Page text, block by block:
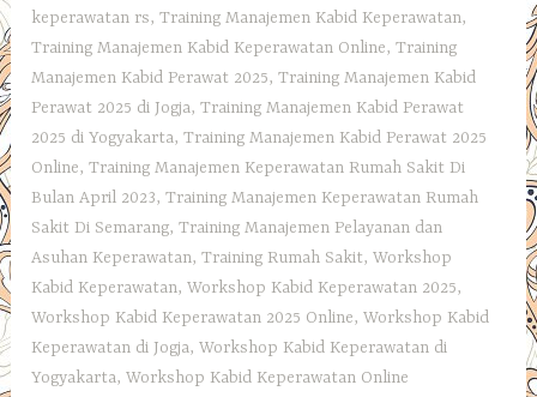
keperawatan rs,Training Manajemen Kabid Keperawatan,
Training Manajemen Kabid Keperawatan Online,Training
Manajemen Kabid Perawat 2025,Training Manajemen Kabid
Perawat 2025 di Jogja,Training Manajemen Kabid Perawat
2025 di Yogyakarta,Training Manajemen Kabid Perawat 2025
Online,Training Manajemen Keperawatan Rumah Sakit Di
Bulan April 2023,Training Manajemen Keperawatan Rumah
Sakit Di Semarang,Training Manajemen Pelayanan dan
Asuhan Keperawatan,Training Rumah Sakit,Workshop
Kabid Keperawatan,Workshop Kabid Keperawatan 2025,
Workshop Kabid Keperawatan 2025 Online,Workshop Kabid
Keperawatan di Jogja,Workshop Kabid Keperawatan di
Yogyakarta,Workshop Kabid Keperawatan Online